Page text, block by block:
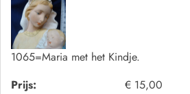
1065=Maria met het Kindje.
Prijs:
€ 15,00